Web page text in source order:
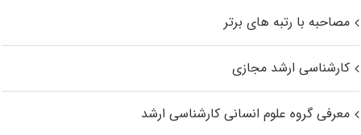
مصاحبه با رتبه های برتر
کارشناسی ارشد مجازی
معرفی گروه علوم انسانی کارشناسی ارشد